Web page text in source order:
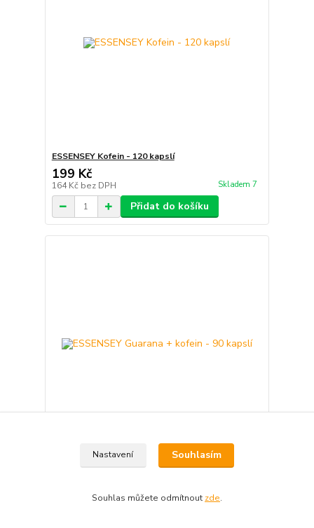
ESSENSEY Kofein - 120 kapslí
199 Kč
164 Kč bez DPH Skladem 7
Přidat do košíku
ESSENSEY Guarana + kofein - 90 kapslí
Nastavení Souhlasím
Souhlas můžete odmítnout zde.